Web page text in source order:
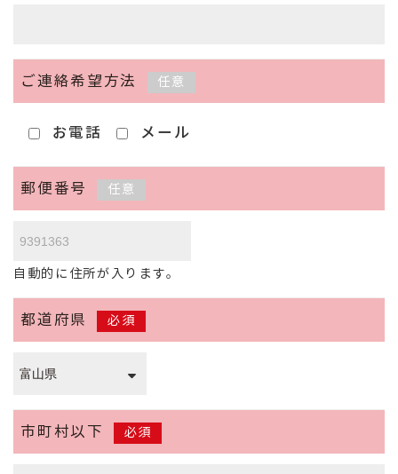
ご連絡希望方法 任意
お電話 メール
郵便番号 任意
自動的に住所が入ります。
都道府県 必須
市町村以下 必須